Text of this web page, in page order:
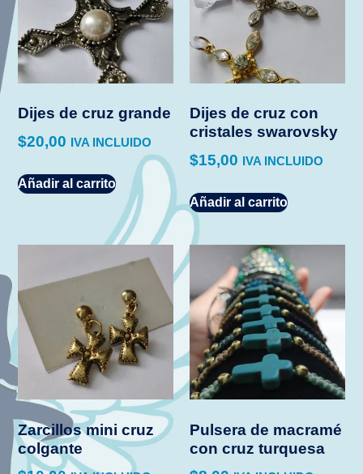
Dijes de cruz grande
$20,00 IVA INCLUIDO
Añadir al carrito
Dijes de cruz con
cristales swarovsky
$15,00 IVA INCLUIDO
Añadir al carrito
Zarcillos mini cruz
colgante
Pulsera de macramé
con cruz turquesa